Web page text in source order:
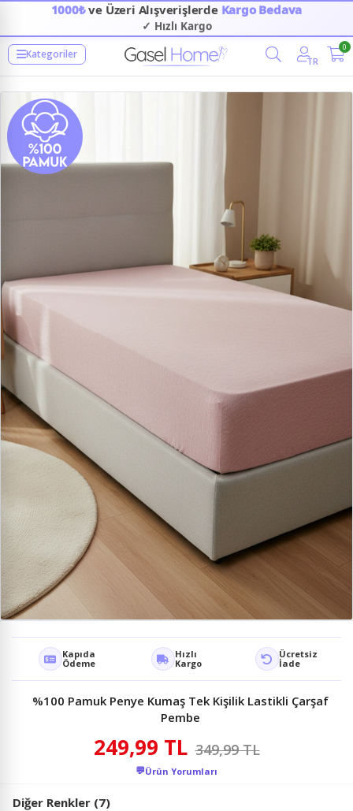
1000₺ve Üzeri Alışverişlerde Kargo Bedava
✓ Hızlı Kargo
✓ Güvenilir Alışveriş
Kategoriler
TR
0
Kapıda
Ödeme
Hızlı
Kargo
Ücretsiz
İade
%100 Pamuk Penye Kumaş Tek Kişilik Lastikli Çarşaf
Pembe
249,99 TL 349,99 TL
💬Ürün Yorumları
Diğer Renkler (7)